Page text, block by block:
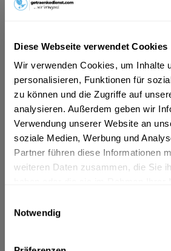
Diese Webseite verwendet Cookies
Wir verwenden Cookies, um Inhalte
personalisieren, Funktionen für
zu können und die Zugriffe auf
analysieren. Außerdem geben wir
Verwendung unserer Website an
soziale Medien, Werbung und
Partner führen diese Informationen
weiteren Daten zusammen, die Sie
Notwendig
ab 7,49 € *
Vorrätig
In den Warenkorb
Artikel-Nr.:
21289
Verfügbar in:
Beschreibung
mehr
Flaschengröße: